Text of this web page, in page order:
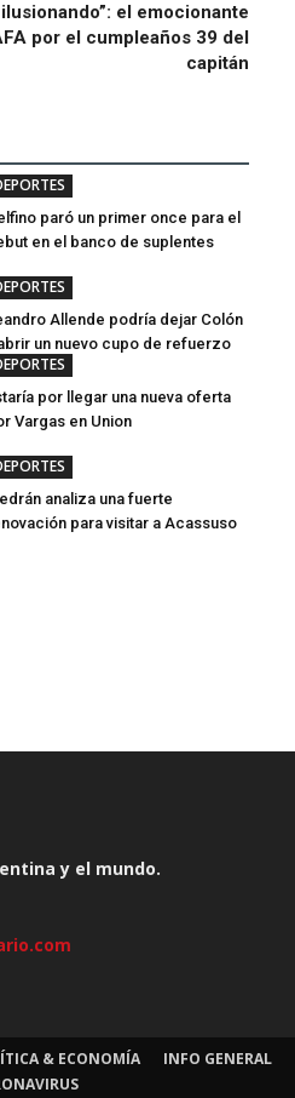
el emocionante
por el cumpleaños 39 del
capitán
paró un primer once para el
en el banco de suplentes
Allende podría dejar Colón
un nuevo cupo de refuerzo
por llegar una nueva oferta
Vargas en Union
analiza una fuerte
para visitar a Acassuso
y el mundo.
& ECONOMÍA INFO GENERAL